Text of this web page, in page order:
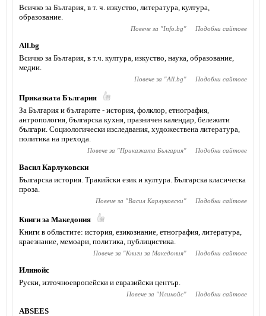
Всичко за България, в т. ч. изкуство, литература, култура,
образование.
Повече за "Info.bg" Подобни сайтове
All.bg
Всичко за България, в т.ч. култура, изкуство, наука, образование,
медии.
Повече за "All.bg" Подобни сайтове
Приказката България
За България и българите - история, фолклор, етнография,
антропология, българска кухня, празничен календар, бележити
българи. Социологически изследвания, художествена литература,
политика на прехода.
Повече за "Приказката България" Подобни сайтове
Васил Карлуковски
Българска история. Тракийски език и култура. Българска класическа
проза.
Повече за "Васил Карлуковски" Подобни сайтове
Книги за Македония
Книги в областите: история, езикознание, етнография, литература,
краезнание, мемоари, политика, публицистика.
Повече за "Книги за Македония" Подобни сайтове
Илинойс
Руски, източноевропейски и евразийски център.
Повече за "Илинойс" Подобни сайтове
ABSEES